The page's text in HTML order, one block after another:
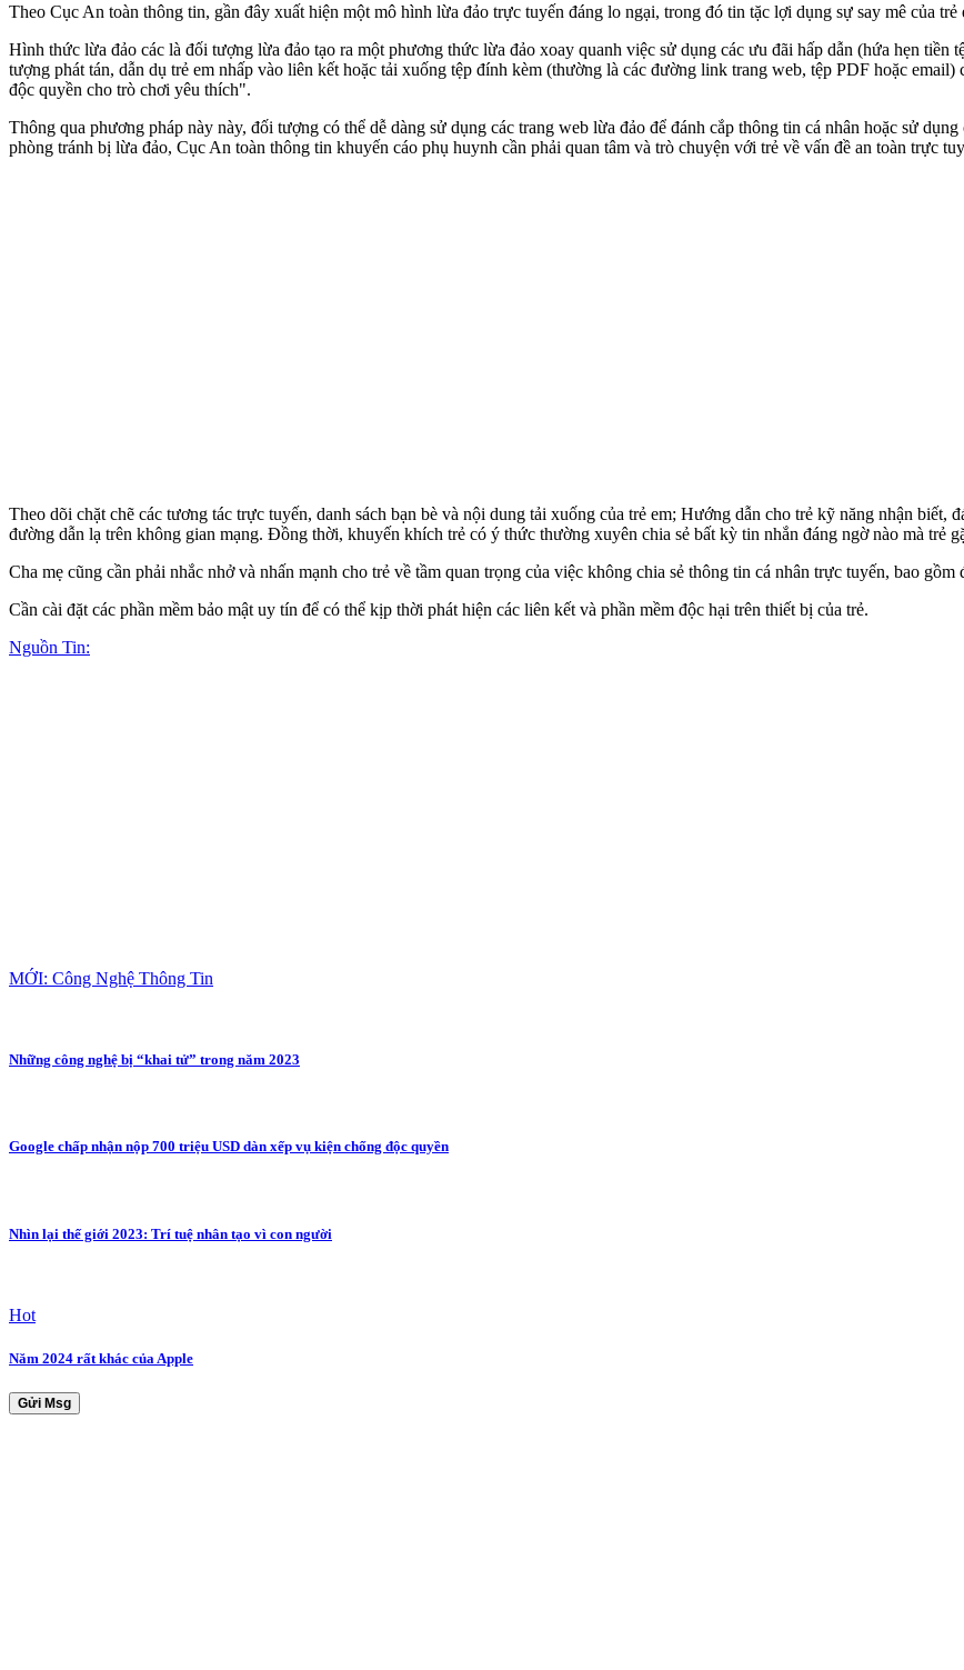
Theo Cục An toàn thông tin, gần đây xuất hiện một mô hình lừa đảo trực tuyến đáng lo ngại, trong đó tin tặc lợi dụng sự say mê của
Hình thức lừa đảo các là đối tượng lừa đảo tạo ra một phương thức lừa đảo xoay quanh việc sử dụng các ưu đãi hấp dẫn (hứa hẹn
tượng phát tán, dẫn dụ trẻ em nhấp vào liên kết hoặc tải xuống tệp đính kèm (thường là các đường link trang web, tệp PDF hoặc
độc quyền cho trò chơi yêu thích".
Thông qua phương pháp này này, đối tượng có thể dễ dàng sử dụng các trang web lừa đảo để đánh cắp thông tin cá nhân hoặc sử
phòng tránh bị lừa đảo, Cục An toàn thông tin khuyến cáo phụ huynh cần phải quan tâm và trò chuyện với trẻ về vấn đề an toàn trực
Theo dõi chặt chẽ các tương tác trực tuyến, danh sách bạn bè và nội dung tải xuống của trẻ em; Hướng dẫn cho trẻ kỹ năng nhận
đường dẫn lạ trên không gian mạng. Đồng thời, khuyến khích trẻ có ý thức thường xuyên chia sẻ bất kỳ tin nhắn đáng ngờ nào mà trẻ
Cha mẹ cũng cần phải nhắc nhở và nhấn mạnh cho trẻ về tầm quan trọng của việc không chia sẻ thông tin cá nhân trực tuyến, bao
Cần cài đặt các phần mềm bảo mật uy tín để có thể kịp thời phát hiện các liên kết và phần mềm độc hại trên thiết bị của trẻ.
Nguồn Tin:
MỚI: Công Nghệ Thông Tin
Những công nghệ bị “khai tử” trong năm 2023
Google chấp nhận nộp 700 triệu USD dàn xếp vụ kiện chống độc quyền
Nhìn lại thế giới 2023: Trí tuệ nhân tạo vì con người
Hot
Năm 2024 rất khác của Apple
Gửi Msg